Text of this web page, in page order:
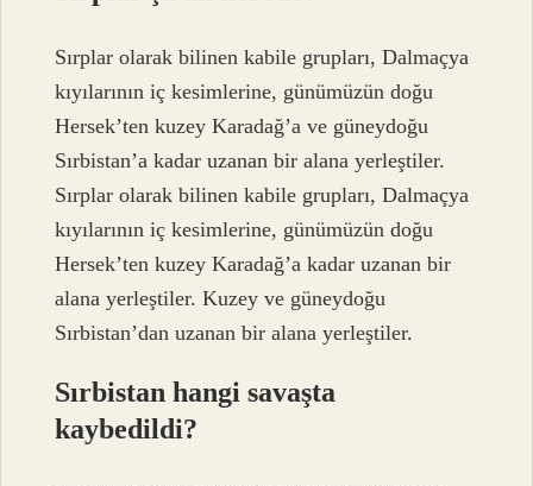
Sırplar olarak bilinen kabile grupları, Dalmaçya
kıyılarının iç kesimlerine, günümüzün doğu
Hersek’ten kuzey Karadağ’a ve güneydoğu
Sırbistan’a kadar uzanan bir alana yerleştiler.
Sırplar olarak bilinen kabile grupları, Dalmaçya
kıyılarının iç kesimlerine, günümüzün doğu
Hersek’ten kuzey Karadağ’a kadar uzanan bir
alana yerleştiler. Kuzey ve güneydoğu
Sırbistan’dan uzanan bir alana yerleştiler.
Sırbistan hangi savaşta
kaybedildi?